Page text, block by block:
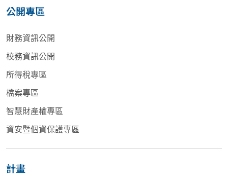
公開專區
財務資訊公開
校務資訊公開
所得稅專區
檔案專區
智慧財產權專區
資安暨個資保護專區
計畫